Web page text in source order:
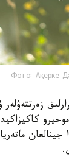
Фото: Ақерке
جينالعان